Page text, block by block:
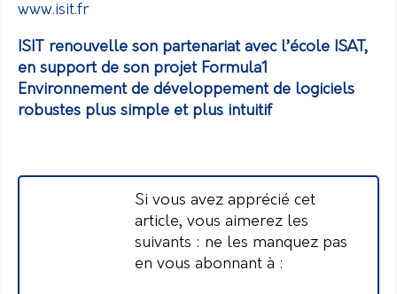
www.isit.fr
ISIT renouvelle son partenariat avec l’école ISAT,
en support de son projet Formula1
Environnement de développement de logiciels
robustes plus simple et plus intuitif
Si vous avez apprécié cet
article, vous aimerez les
suivants : ne les manquez pas
en vous abonnant à :